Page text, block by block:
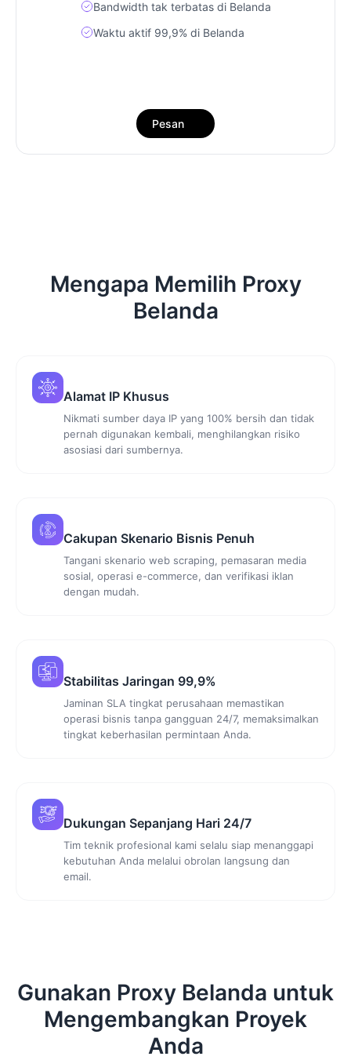
Bandwidth tak terbatas di Belanda
Waktu aktif 99,9% di Belanda
Pesan
Mengapa Memilih Proxy
Belanda
Alamat IP Khusus
Nikmati sumber daya IP yang 100% bersih dan tidak
pernah digunakan kembali, menghilangkan risiko
asosiasi dari sumbernya.
Cakupan Skenario Bisnis Penuh
Tangani skenario web scraping, pemasaran media
sosial, operasi e-commerce, dan verifikasi iklan
dengan mudah.
Stabilitas Jaringan 99,9%
Jaminan SLA tingkat perusahaan memastikan
operasi bisnis tanpa gangguan 24/7, memaksimalkan
tingkat keberhasilan permintaan Anda.
Dukungan Sepanjang Hari 24/7
Tim teknik profesional kami selalu siap menanggapi
kebutuhan Anda melalui obrolan langsung dan
email.
Gunakan Proxy Belanda untuk
Mengembangkan Proyek
Anda